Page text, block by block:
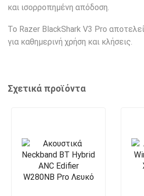
και ισορροπημένη απόδοση.
Το Razer BlackShark V3 Pro
για καθημερινή χρήση και κλήσεις.
Σχετικά προϊόντα